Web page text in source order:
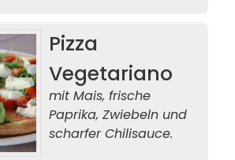
Pizza
Vegetariano
mit Mais, frische
Paprika, Zwiebeln und
scharfer Chilisauce.